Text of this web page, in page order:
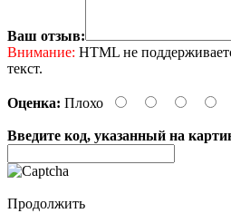
Ваш отзыв:
Внимание: HTML не
текст.
Оценка: Плохо
Введите код, указанный на
Продолжить